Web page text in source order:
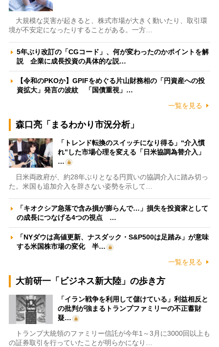
大規模な災害が起きると、株式市場が大きく動いたり、取引環
境が不安定になったりすることがある。一方…
5年ぶり改訂の「CGコード」、何が変わったのかポイントを解
説 企業に成長投資の具体的な説…
【令和のPKOか】GPIFをめぐる片山財務相の「円資産への投
資拡大」発言の波紋 「国債重視」…
一覧を見る
森口亮「まるわかり市況分析」
「トレンド転換のスイッチになり得る」“介入慣
れ”した市場心理を変える「日米協調為替介入」
…
日米両政府が、約28年ぶりとなる円買いの協調介入に踏み切っ
た。米国も追加介入を辞さない姿勢を示して…
「キオクシア急落で含み損が膨らんで…」損失を投資家として
の成長につなげる4つの視点 …
「NYダウは高値更新、ナスダック・S&P500は足踏み」が意味
する米国株市場の変化 半…
一覧を見る
大前研一「ビジネス新大陸」の歩き方
「イラン戦争を利用して儲けている」利益相反と
の批判が強まるトランプファミリーの不正蓄財
疑…
トランプ大統領のファミリー信託が今年1～3月に3000回以上も
の証券取引を行っていたことが明らかになり…